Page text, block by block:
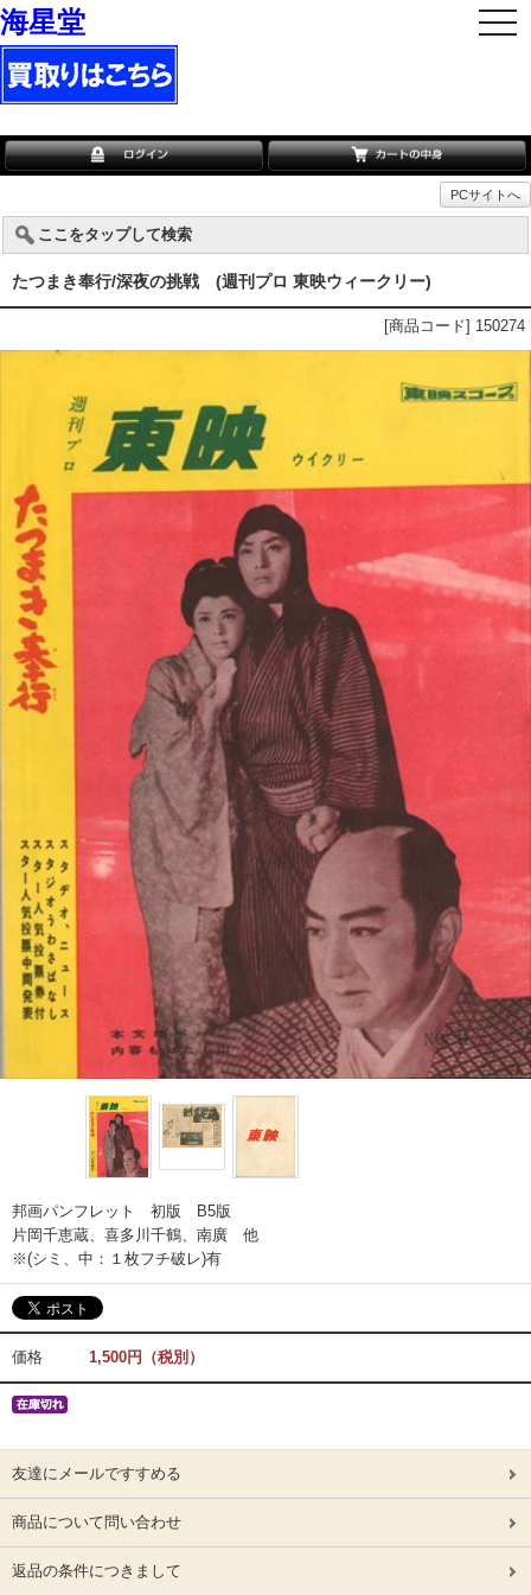
海星堂
PCサイトへ
ここをタップして検索
たつまき奉行/深夜の挑戦 (週刊プロ 東映ウィークリー)
[商品コード] 150274
邦画パンフレット 初版 B5版
片岡千恵蔵、喜多川千鶴、南廣 他
※(シミ、中：１枚フチ破レ)有
価格 1,500円（税別）
友達にメールですすめる
商品について問い合わせ
返品の条件につきまして